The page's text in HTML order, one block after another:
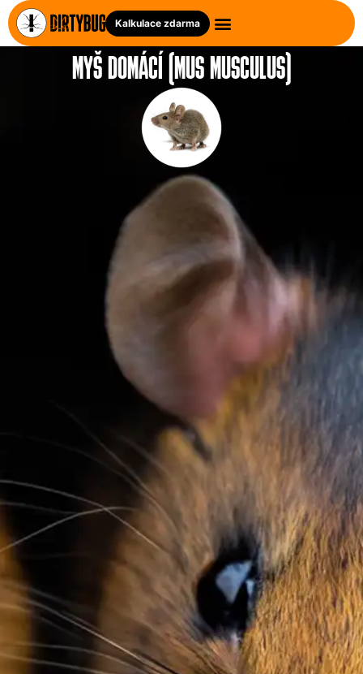
Kalkulace zdarma
MYŠ DOMÁCÍ (MUS MUSCULUS)